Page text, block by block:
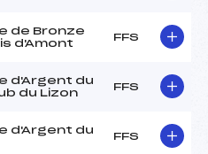
de Bronze
d'Amont
FFS
d'Argent du
du Lizon
FFS
d'Argent du
FFS